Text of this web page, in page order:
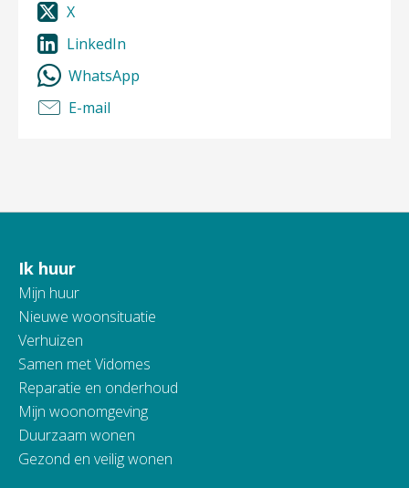
X
LinkedIn
WhatsApp
E-mail
Contactinformatie
Ik huur
Mijn huur
Nieuwe woonsituatie
Verhuizen
Samen met Vidomes
Reparatie en onderhoud
Mijn woonomgeving
Duurzaam wonen
Gezond en veilig wonen